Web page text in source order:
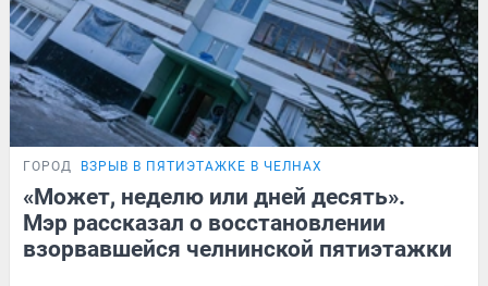
ГОРОД ВЗРЫВ В ПЯТИЭТАЖКЕ В ЧЕЛНАХ
«Может, неделю или дней десять».
Мэр рассказал о восстановлении
взорвавшейся челнинской пятиэтажки